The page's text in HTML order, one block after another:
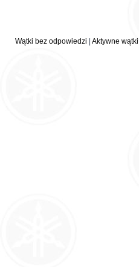
Wątki bez odpowiedzi Aktywne wątki